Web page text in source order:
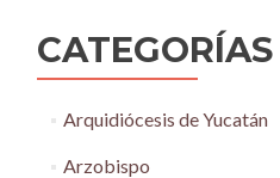
CATEGORÍAS
Arquidiócesis de Yucatán
Arzobispo